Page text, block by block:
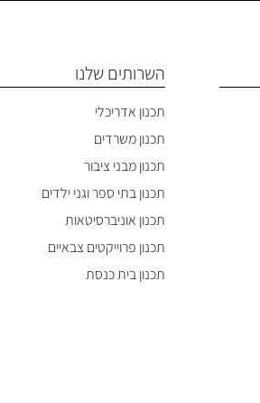
השרותים שלנו
תכנון אדריכלי
תכנון משרדים
תכנון מבני ציבור
תכנון בתי ספר וגני ילדים
תכנון אוניברסיטאות
תכנון פרוייקטים צבאיים
תכנון בית כנסת